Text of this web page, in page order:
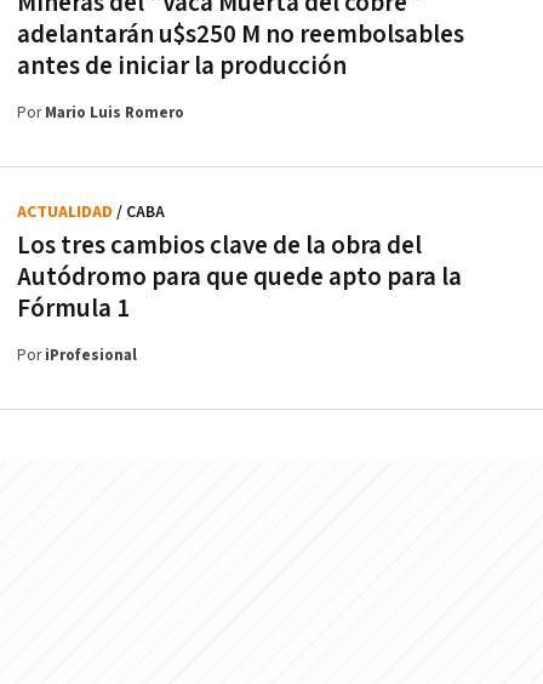
adelantarán u$s250 M no reembolsables
antes de iniciar la producción
PorMario Luis Romero
Los tres cambios clave de la obra del
Autódromo para que quede apto para la
Fórmula 1
ACTUALIDAD / CABA
PoriProfesional